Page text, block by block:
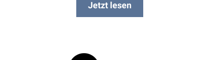
Jetzt lesen